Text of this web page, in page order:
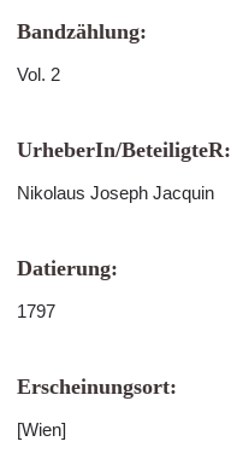
Bandzählung:
Vol. 2
UrheberIn/BeteiligteR:
Nikolaus Joseph Jacquin
Datierung:
1797
Erscheinungsort:
[Wien]